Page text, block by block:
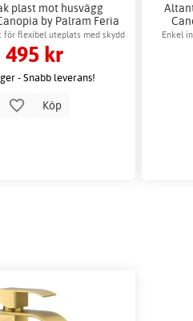
plast mot husvägg
by Palram Feria
vit
för flexibel uteplats med skydd
495 kr
- Snabb leverans!
Köp
Enkel